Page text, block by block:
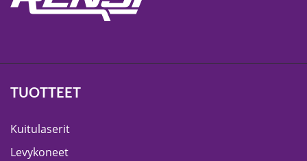
TUOTTEET
Kuitulaserit
Levykoneet